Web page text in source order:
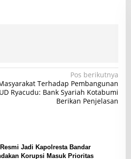
Pos berikutnya
Terhadap Pembangunan
Ryacudu: Bank Syariah Kotabumi
Berikan Penjelasan
Jadi Kapolresta Bandar
Korupsi Masuk Prioritas